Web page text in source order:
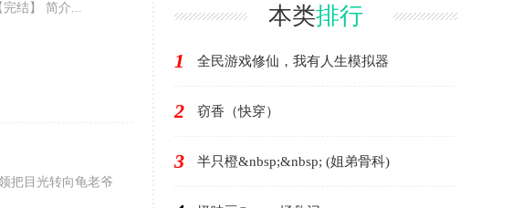
结】 简介...
把目光转向龟老爷
本类排行
1 全民游戏修仙，我有人生模拟器
2 窃香（快穿）
3 半只橙&nbsp;&nbsp; (姐弟骨科)